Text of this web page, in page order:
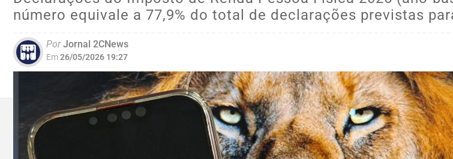
número equivale a 77,9% do total de declarações previstas
PorJornal 2CNews
Em26/05/2026 19:27